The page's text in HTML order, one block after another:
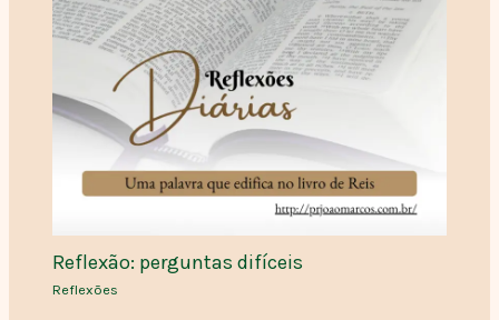
Reflexão: perguntas difíceis
Reflexões